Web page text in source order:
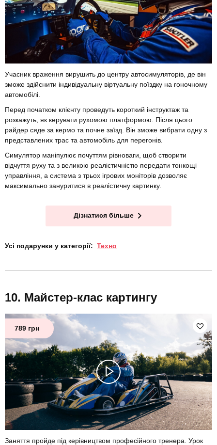
Учасник враження вирушить до центру автосимуляторів, де він
зможе здійснити індивідуальну віртуальну поїздку на гоночному
автомобілі.
Перед початком клієнту проведуть короткий інструктаж та
розкажуть, як керувати рухомою платформою. Після цього
райдер сяде за кермо та почне заїзд. Він зможе вибрати одну з
представлених трас та автомобіль для перегонів.
Симулятор маніпулює почуттям рівноваги, щоб створити
відчуття руху та з великою реалістичністю передати тонкощі
управління, а система з трьох ігрових моніторів дозволяє
максимально зануритися в реалістичну картинку.
Дізнатися більше
Усі подарунки у категорії: Техно
Майстер-клас картингу
789 грн
Заняття пройде під керівництвом професійного тренера. Урок